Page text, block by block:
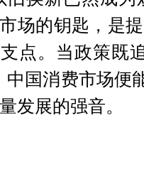
场的钥匙，是
点。当政策既
中国消费市场便
发展的强音。